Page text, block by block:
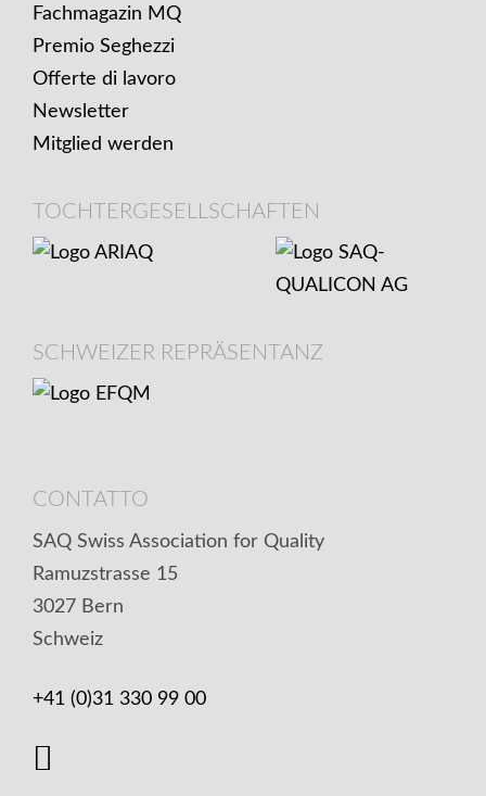
Fachmagazin MQ
Premio Seghezzi
Offerte di lavoro
Newsletter
Mitglied werden
TOCHTERGESELLSCHAFTEN
SCHWEIZER REPRÄSENTANZ
CONTATTO
SAQ Swiss Association for Quality
Ramuzstrasse 15
3027 Bern
Schweiz
+41 (0)31 330 99 00